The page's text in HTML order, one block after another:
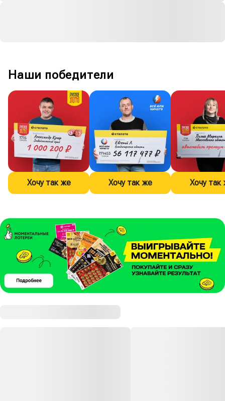
Наши победители
Хочу так же Хочу так же Хочу так